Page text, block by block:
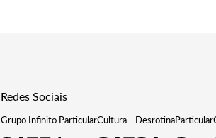
Redes Sociais
Grupo Infinito ParticularCultura DesrotinaParticular